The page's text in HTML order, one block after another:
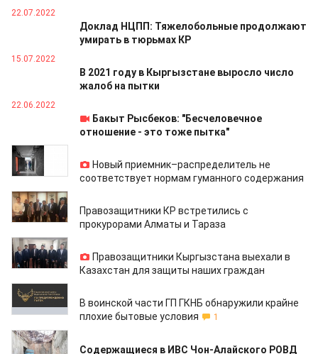
22.07.2022
Доклад НЦПП: Тяжелобольные продолжают
умирать в тюрьмах КР
15.07.2022
В 2021 году в Кыргызстане выросло число
жалоб на пытки
22.06.2022
Бакыт Рысбеков: "Бесчеловечное
отношение - это тоже пытка"
11.03.2022
Новый приемник–распределитель не
соответствует нормам гуманного содержания
12.02.2022
Правозащитники КР встретились с
прокурорами Алматы и Тараза
09.02.2022
Правозащитники Кыргызстана выехали в
Казахстан для защиты наших граждан
01.02.2022
В воинской части ГП ГКНБ обнаружили крайне
плохие бытовые условия
1
28.12.2021
Содержащиеся в ИВС Чон-Алайского РОВД